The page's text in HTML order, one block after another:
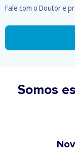
Fale com o Doutor e
Somos